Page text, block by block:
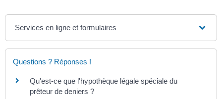
Services en ligne et formulaires
Questions ? Réponses !
Qu'est-ce que l'hypothèque légale spéciale du
prêteur de deniers ?